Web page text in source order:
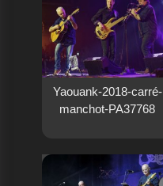
Yaouank-2018-carré-
manchot-PA37768